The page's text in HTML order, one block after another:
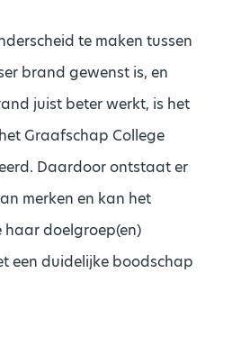
te maken tussen
brand gewenst is, en
juist beter werkt, is het
Graafschap College
Daardoor ontstaat er
merken en kan het
haar doelgroep(en)
een duidelijke boodschap